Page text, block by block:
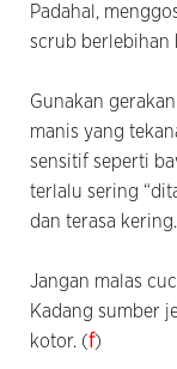
Padahal,
scrub berlebihan
Gunakan
manis yang
sensitif seperti
terlalu sering
dan terasa kering.
Jangan malas
Kadang sumber
kotor. (f)